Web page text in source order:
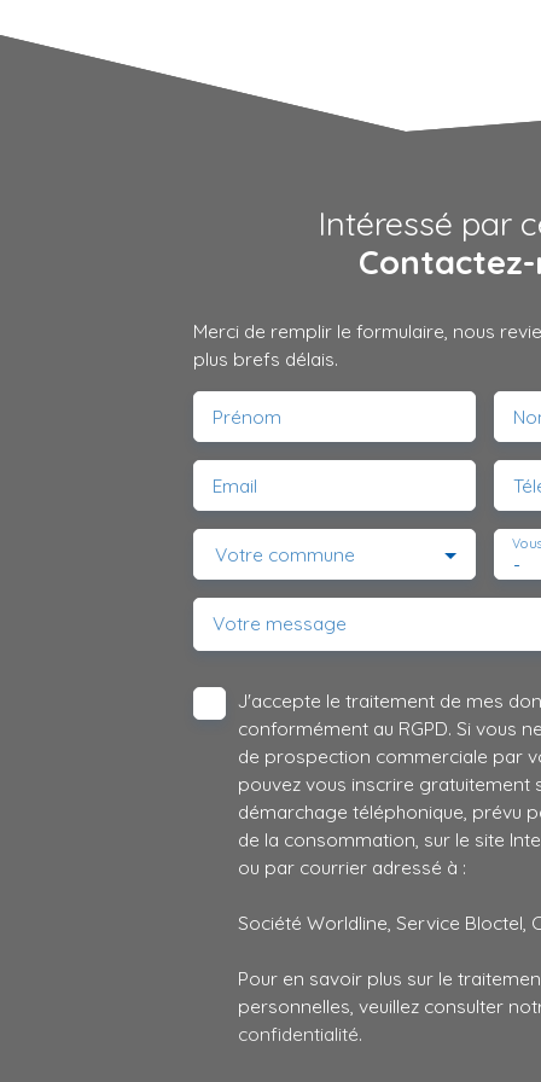
Intéressé par
Merci de remplir le formulaire, nous
plus brefs délais.
Prénom
Email
Votre commune -
Votre message
J'accepte le traitement de mes
conformément au RGPD. Si vous
de prospection commerciale par
pouvez vous inscrire gratuitement
démarchage téléphonique, prévu
de la consommation, sur le site
ou par courrier adressé à :
Société Worldline, Service Bloctel,
Pour en savoir plus sur le
personnelles, veuillez consulter
confidentialité.